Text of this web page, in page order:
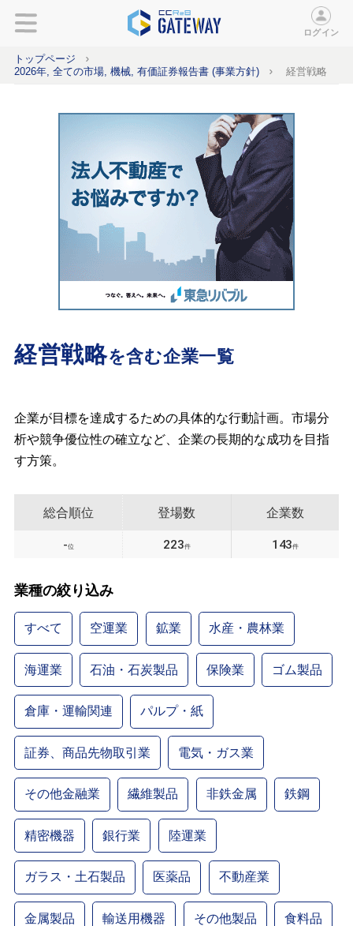
ログイン
トップページ
2026年, 全ての市場, 機械, 有価証券報告書 (事業方針)
経営戦略
経営戦略を含む企業一覧
企業が目標を達成するための具体的な行動計画。市場分
析や競争優位性の確立など、企業の長期的な成功を目指
す方策。
総合順位
-位
登場数
223件
企業数
143件
業種の絞り込み
すべて 空運業 鉱業 水産・農林業
海運業 石油・石炭製品 保険業 ゴム製品
倉庫・運輸関連 パルプ・紙
証券、商品先物取引業 電気・ガス業
その他金融業 繊維製品 非鉄金属 鉄鋼
精密機器 銀行業 陸運業
ガラス・土石製品 医薬品 不動産業
金属製品 輸送用機器 その他製品 食料品